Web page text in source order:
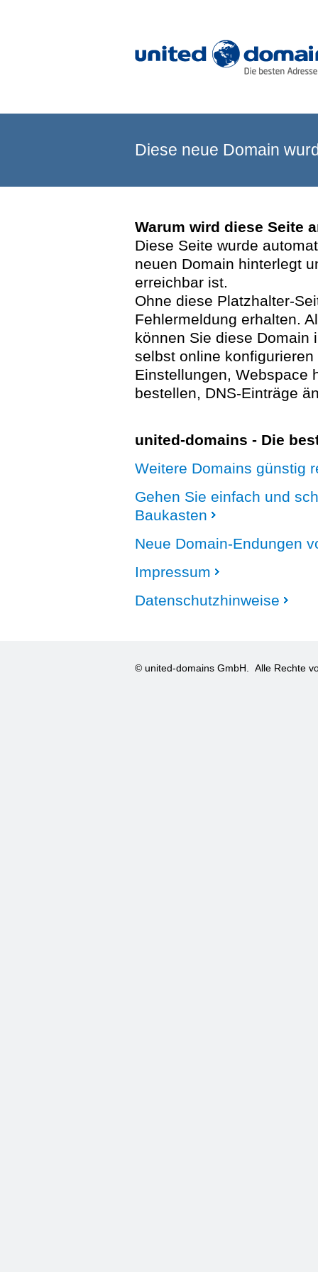
Diese neue Domain
Warum wird diese Seite
Diese Seite wurde
neuen Domain hinterlegt
erreichbar ist.
Ohne diese Platzhalter-
Fehlermeldung erhalten.
können Sie diese Domain
selbst online
Einstellungen, Webspace
bestellen, DNS-Einträge
united-domains - Die
Weitere Domains günstig
Gehen Sie einfach und
Baukasten
Neue Domain-Endungen
Impressum
Datenschutzhinweise
© united-domains GmbH. Alle Rechte